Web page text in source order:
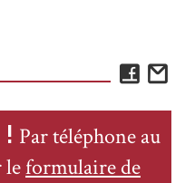
Par téléphone au
leformulaire de